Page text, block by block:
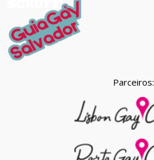
Parceiros: